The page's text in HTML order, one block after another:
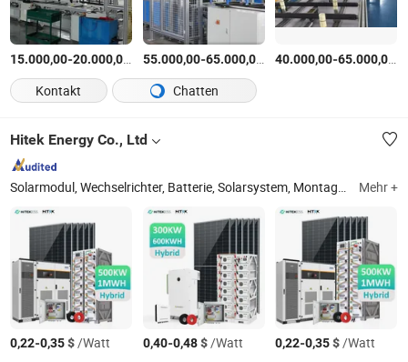
15.000,00-20.000,00 $ /Satz
55.000,00-65.000,00 $ /Satz
40.000,00-65.000,00 $
Kontakt
Chatten
Hitek Energy Co., Ltd
Solarmodul, Wechselrichter, Batterie, Solarsystem, Montageschienen, PV-Kabel Mehr +
0,22-0,35$/Watt 0,40-0,48$/Watt 0,22-0,35$/Watt